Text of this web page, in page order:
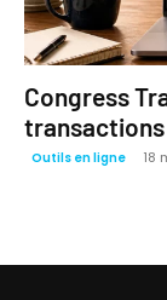
Congress
transactions
Outils en ligne 18